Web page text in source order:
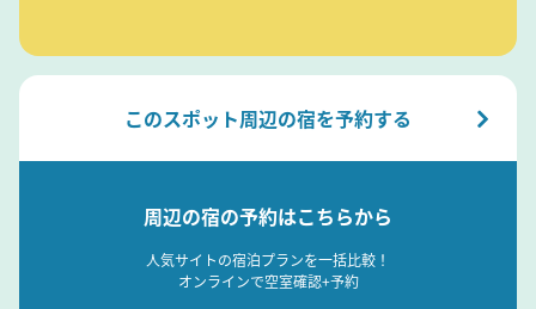
このスポット周辺の宿を予約する
周辺の宿の予約はこちらから
人気サイトの宿泊プランを一括比較！
オンラインで空室確認+予約